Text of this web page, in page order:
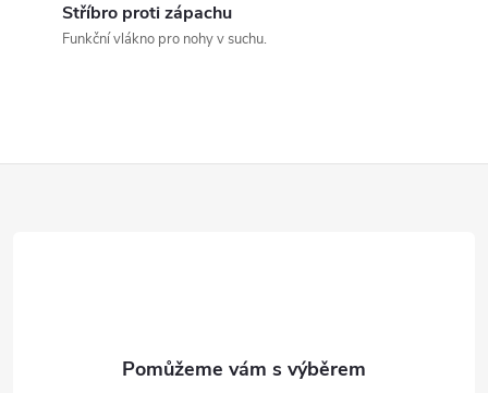
Stříbro proti zápachu
Funkční vlákno pro nohy v suchu.